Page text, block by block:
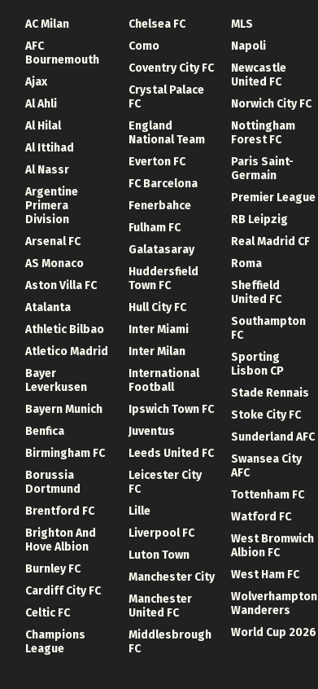
AC Milan
AFC
Bournemouth
Ajax
Al Ahli
Al Hilal
Al Ittihad
Al Nassr
Argentine
Primera
Division
Arsenal FC
AS Monaco
Aston Villa FC
Atalanta
Athletic Bilbao
Atletico Madrid
Bayer
Leverkusen
Bayern Munich
Benfica
Birmingham FC
Borussia
Dortmund
Brentford FC
Brighton And
Hove Albion
Burnley FC
Cardiff City FC
Celtic FC
Champions
League
Chelsea FC
Como
Coventry City FC
Crystal Palace
FC
England
National Team
Everton FC
FC Barcelona
Fenerbahce
Fulham FC
Galatasaray
Huddersfield
Town FC
Hull City FC
Inter Miami
Inter Milan
International
Football
Ipswich Town FC
Juventus
Leeds United FC
Leicester City
FC
Lille
Liverpool FC
Luton Town
Manchester City
Manchester
United FC
Middlesbrough
FC
MLS
Napoli
Newcastle
United FC
Norwich City FC
Nottingham
Forest FC
Paris Saint-
Germain
Premier League
RB Leipzig
Real Madrid CF
Roma
Sheffield
United FC
Southampton
FC
Sporting
Lisbon CP
Stade Rennais
Stoke City FC
Sunderland AFC
Swansea City
AFC
Tottenham FC
Watford FC
West Bromwich
Albion FC
West Ham FC
Wolverhampton
Wanderers
World Cup 2026